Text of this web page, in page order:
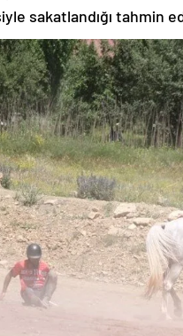
sakatlandığı tahmin